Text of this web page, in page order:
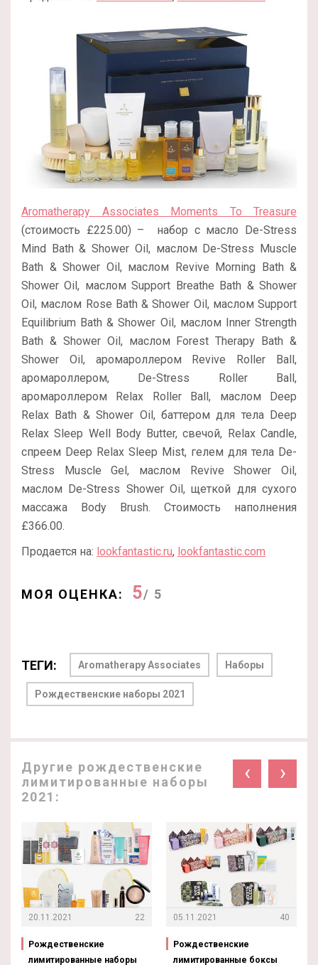
Aromatherapy Associates Moments To Treasure
(стоимость £225.00) – набор с масло De-Stress
Mind Bath & Shower Oil, маслом De-Stress Muscle
Bath & Shower Oil, маслом Revive Morning Bath &
Shower Oil, маслом Support Breathe Bath & Shower
Oil, маслом Rose Bath & Shower Oil, маслом Support
Equilibrium Bath & Shower Oil, маслом Inner Strength
Bath & Shower Oil, маслом Forest Therapy Bath &
Shower Oil, аромароллером Revive Roller Ball,
аромароллером, De-Stress Roller Ball,
аромароллером Relax Roller Ball, маслом Deep
Relax Bath & Shower Oil, баттером для тела Deep
Relax Sleep Well Body Butter, свечой, Relax Candle,
спреем Deep Relax Sleep Mist, гелем для тела De-
Stress Muscle Gel, маслом Revive Shower Oil,
маслом De-Stress Shower Oil, щеткой для сухого
массажа Body Brush. Стоимость наполнения
£366.00.
Продается на: lookfantastic.ru, lookfantastic.com
МОЯ ОЦЕНКА: 5/ 5
ТЕГИ: Aromatherapy Associates Наборы
Рождественские наборы 2021
Другие рождественские
лимитированные наборы
2021:
‹ ›
20.11.2021 22
Рождественские
лимитированные наборы
05.11.2021 40
Рождественские
лимитированные боксы